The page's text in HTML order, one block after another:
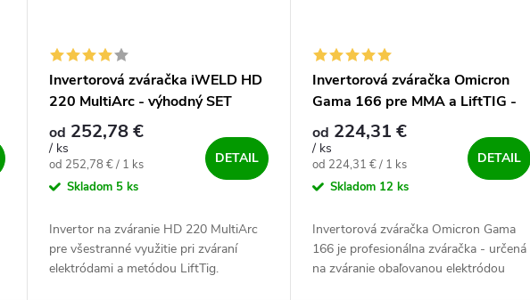
Invertorová zváračka iWELD HD
220 MultiArc - výhodný SET
od 252,78 €
/ ks
Jednotková cena:
od 252,78 € / 1 ks
Skladom 5 ks
DETAIL
Invertor na zváranie HD 220 MultiArc
pre všestranné využitie pri zváraní
elektródami a metódou LiftTig.
Invertorová zváračka Omicron
Gama 166 pre MMA a LiftTIG -
výhodný SET
od 224,31 €
/ ks
Jednotková cena:
od 224,31 € / 1 ks
Skladom 12 ks
DETAIL
Invertorová zváračka Omicron Gama
166 je profesionálna zváračka - určená
na zváranie obaľovanou elektródou